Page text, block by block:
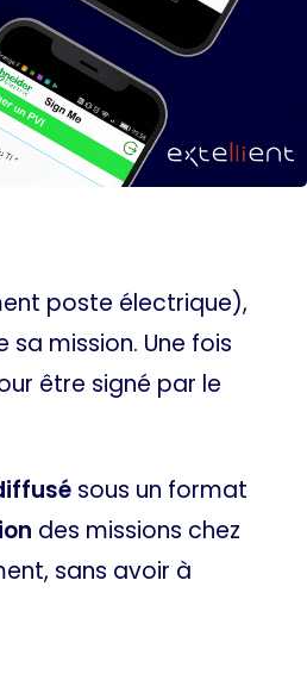
poste électrique),
mission. Une fois
être signé par le
sous un format
des missions chez
sans avoir à